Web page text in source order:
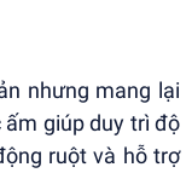
nhưng mang lại
ấm giúp duy trì độ
ruột và hỗ trợ